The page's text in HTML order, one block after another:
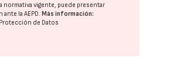
normativa vigente, puede presentar
ante laAEPD.Más información:
de Datos